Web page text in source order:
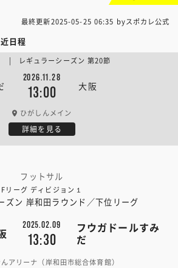
最終更新2025-05-25 06:35 byスポカレ公式
日程
2026.11.28
13:00 大阪
| レギュラーシーズン 第20節
ひがしんメイン
詳細を見る
フットサル
Fリーグ ディビジョン１
ズン 岸和田ラウンド／下位リーグ
2025.02.09
13:30
フウガドールすみ
だ
アリーナ（岸和田市総合体育館）